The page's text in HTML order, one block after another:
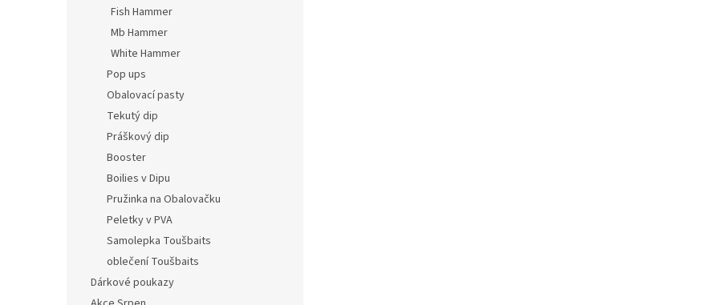
Fish Hammer
Mb Hammer
White Hammer
Pop ups
Obalovací pasty
Tekutý dip
Práškový dip
Booster
Boilies v Dipu
Pružinka na Obalovačku
Peletky v PVA
Samolepka Toušbaits
oblečení Toušbaits
Dárkové poukazy